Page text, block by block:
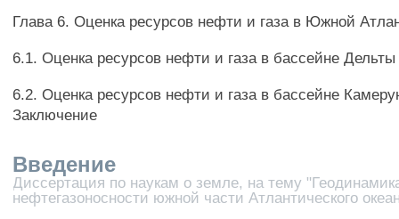
Глава 6. Оценка ресурсов нефти и газа в Южной
6.1. Оценка ресурсов нефти и газа в бассейне
6.2. Оценка ресурсов нефти и газа в бассейне
Заключение
Введение
Диссертация по наукам о земле, на тему
нефтегазоносности южной части Атлантического